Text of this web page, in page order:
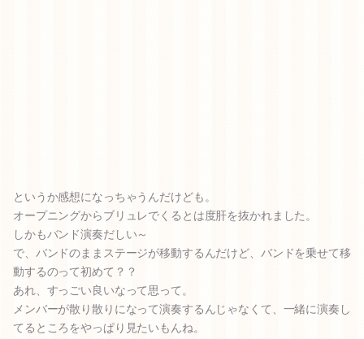
というか感想になっちゃうんだけども。
オープニングからブリュレでくるとは度肝を抜かれました。
しかもバンド演奏だしい～
で、バンドのままステージが移動するんだけど、バンドを乗せて移
動するのって初めて？？
あれ、すっごい良いなって思って。
メンバーが散り散りになって演奏するんじゃなくて、一緒に演奏し
てるところをやっぱり見たいもんね。